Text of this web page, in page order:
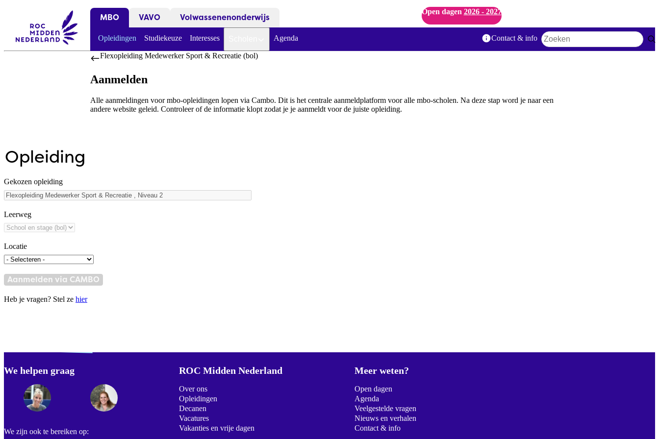
MBO VAVO Volwassenenonderwijs
Open dagen 2026 - 2027
Opleidingen Studiekeuze Interesses Agenda Contact & info
Zoekwoord
Flexopleiding Medewerker Sport & Recreatie (bol)
Aanmelden
Alle aanmeldingen voor mbo-opleidingen lopen via Cambo. Dit is het centrale aanmeldplatform voor alle mbo-scholen. Na deze stap word je naar een
andere website geleid. Controleer of de informatie klopt zodat je je aanmeldt voor de juiste opleiding.
Opleiding
Gekozen opleiding
Leerweg
Locatie
Aanmelden via CAMBO
Heb je vragen? Stel ze hier
We helpen graag
We zijn ook te bereiken op:
ROC Midden Nederland
Over ons
Opleidingen
Decanen
Vacatures
Vakanties en vrije dagen
Meer weten?
Open dagen
Agenda
Veelgestelde vragen
Nieuws en verhalen
Contact & info
Footer